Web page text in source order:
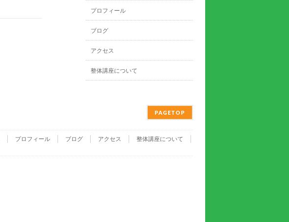
プロフィール
ブログ
アクセス
整体講座について
PAGETOP
プロフィール ブログ アクセス
整体講座について